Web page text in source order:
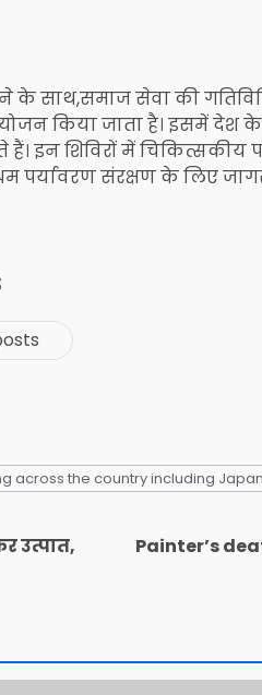
के साथ,समाज सेवा की
किया जाता है। इसमें देश
इन शिविरों में चिकित्सकीय
पर्यावरण संरक्षण के लिए
across the country including
उत्पात,
Painter’s